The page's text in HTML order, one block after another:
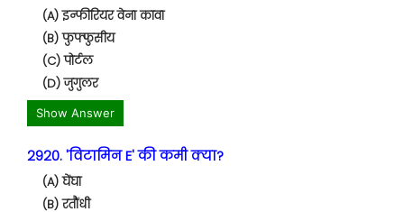
(A) इन्फीरियर वेना कावा
(B) फुफ्फुसीय
(C) पोर्टल
(D) जुगुलर
Show Answer
2920. 'विटामिन E' की कमी क्या?
(A) घेंघा
(B) रतौंधी